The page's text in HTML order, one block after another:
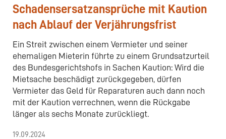
Schadensersatzansprüche mit Kaution
nach Ablauf der Verjährungsfrist
Ein Streit zwischen einem Vermieter und seiner
ehemaligen Mieterin führte zu einem Grundsatzurteil
des Bundesgerichtshofs in Sachen Kaution: Wird die
Mietsache beschädigt zurückgegeben, dürfen
Vermieter das Geld für Reparaturen auch dann noch
mit der Kaution verrechnen, wenn die Rückgabe
länger als sechs Monate zurückliegt.
19.09.2024